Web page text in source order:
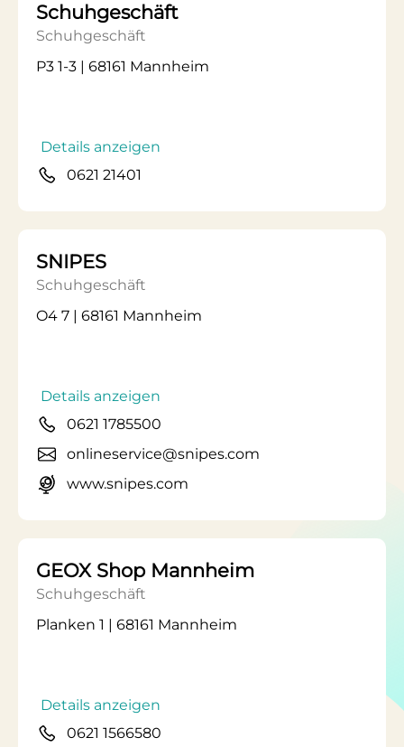
Schuhgeschäft
Schuhgeschäft
P3 1-3 | 68161 Mannheim
Details anzeigen
0621 21401
SNIPES
Schuhgeschäft
O4 7 | 68161 Mannheim
Details anzeigen
0621 1785500
onlineservice@snipes.com
www.snipes.com
GEOX Shop Mannheim
Schuhgeschäft
Planken 1 | 68161 Mannheim
Details anzeigen
0621 1566580